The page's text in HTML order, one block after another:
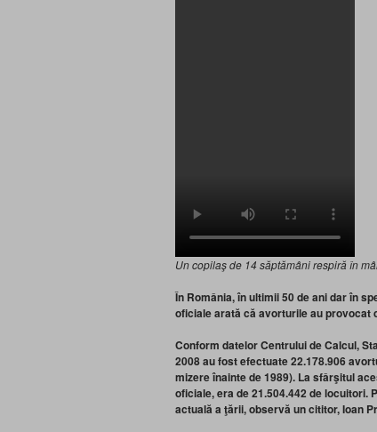
Un copilaş de 14 săptămâni respiră în
În România, în ultimii 50 de ani dar în
oficiale arată că avorturile au provocat
Conform datelorCentrului de Calcul,
2008 au fost efectuate22.178.906
mizere înainte de 1989). La sfârşitul
oficiale, era de 21.504.442 de locuitori.
actuală a ţării, observă un cititor,Ioan